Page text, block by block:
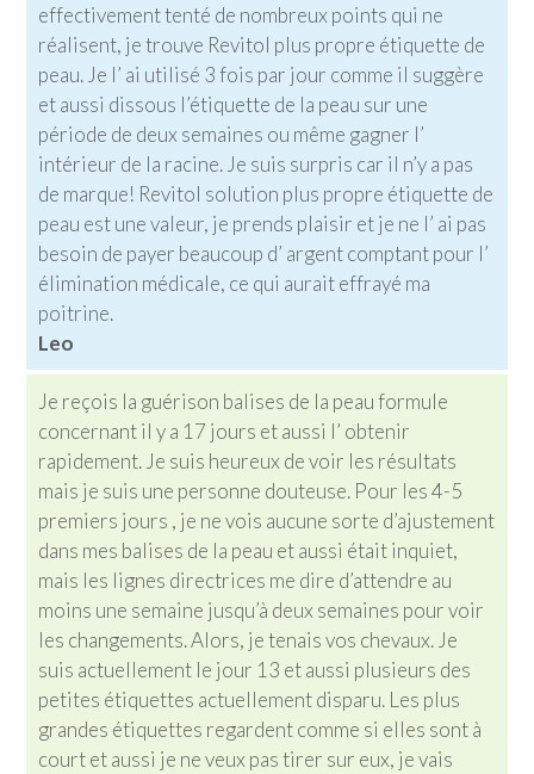
effectivement tenté de nombreux points qui ne
réalisent, je trouve Revitol plus propre étiquette de
peau. Je l’ ai utilisé 3 fois par jour comme il suggère
et aussi dissous l’étiquette de la peau sur une
période de deux semaines ou même gagner l’
intérieur de la racine. Je suis surpris car il n’y a pas
de marque! Revitol solution plus propre étiquette de
peau est une valeur, je prends plaisir et je ne l’ ai pas
besoin de payer beaucoup d’ argent comptant pour l’
élimination médicale, ce qui aurait effrayé ma
poitrine.
Leo
Je reçois la guérison balises de la peau formule
concernant il y a 17 jours et aussi l’ obtenir
rapidement. Je suis heureux de voir les résultats
mais je suis une personne douteuse. Pour les 4-5
premiers jours , je ne vois aucune sorte d’ajustement
dans mes balises de la peau et aussi était inquiet,
mais les lignes directrices me dire d’attendre au
moins une semaine jusqu’à deux semaines pour voir
les changements. Alors, je tenais vos chevaux. Je
suis actuellement le jour 13 et aussi plusieurs des
petites étiquettes actuellement disparu. Les plus
grandes étiquettes regardent comme si elles sont à
court et aussi je ne veux pas tirer sur eux, je vais